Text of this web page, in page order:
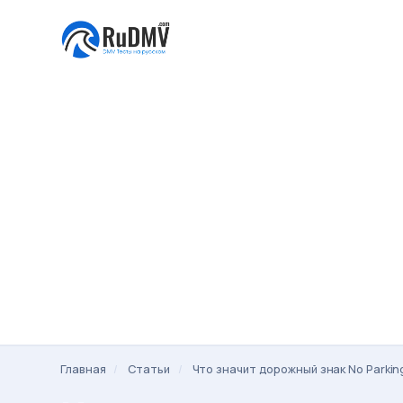
Главная Статьи Что значит дорожный знак No